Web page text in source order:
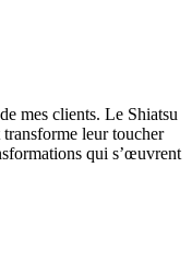
mes clients. Le Shiatsu
transforme leur toucher
qui s’œuvrent